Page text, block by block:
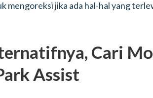
mengoreksi jika ada hal-hal yang
Cari
Assist